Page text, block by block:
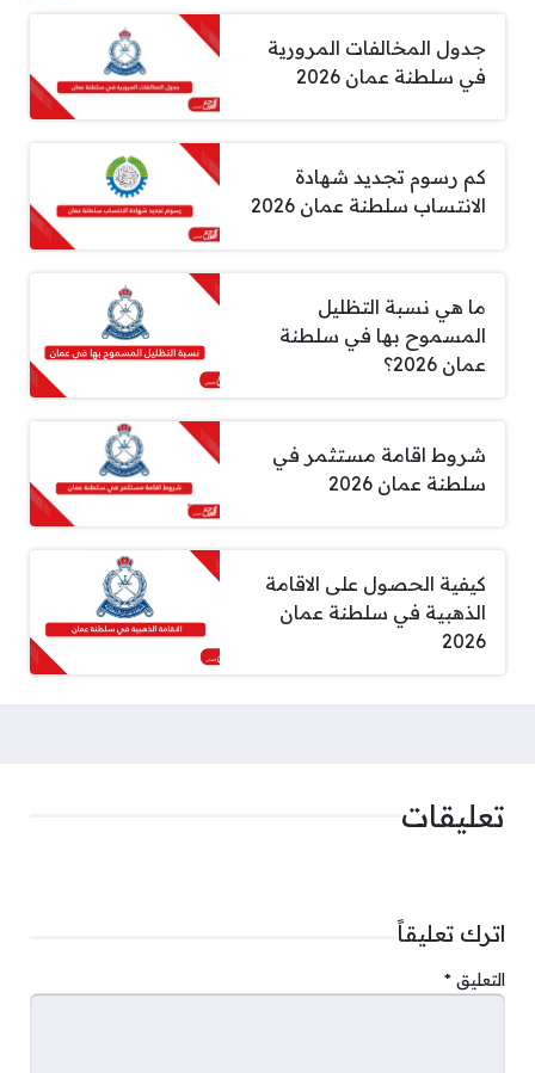
جدول المخالفات المرورية
في سلطنة عمان 2026
كم رسوم تجديد شهادة
الانتساب سلطنة عمان 2026
ما هي نسبة التظليل
المسموح بها في سلطنة
عمان 2026؟
شروط اقامة مستثمر في
سلطنة عمان 2026
كيفية الحصول على الاقامة
الذهبية في سلطنة عمان
2026
تعليقات
اترك تعليقاً
التعليق *